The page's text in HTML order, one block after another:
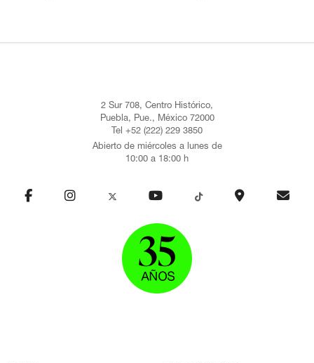
2 Sur 708, Centro Histórico,
Puebla, Pue., México 72000
Tel +52 (222) 229 3850
Abierto de miércoles a lunes de
10:00 a 18:00 h